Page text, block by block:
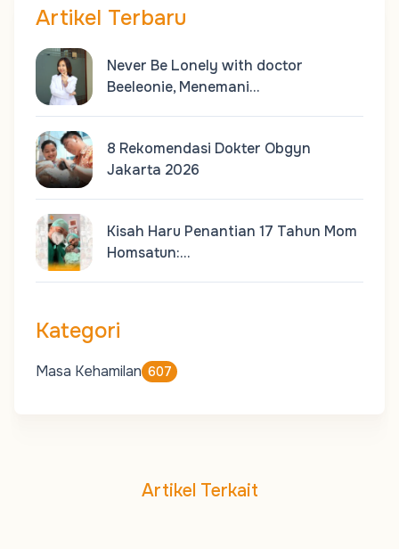
Artikel Terbaru
Never Be Lonely with doctor
Beeleonie, Menemani…
8 Rekomendasi Dokter Obgyn
Jakarta 2026
Kisah Haru Penantian 17 Tahun Mom
Homsatun:…
Kategori
Masa Kehamilan 607
Artikel Terkait